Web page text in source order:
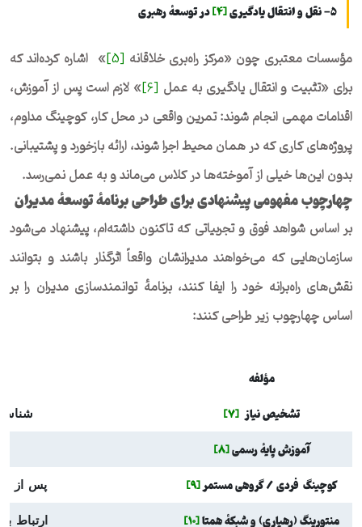
۵- نقل و انتقال یادگیری [4] در توسعهٔ رهبری
مؤسسات معتبری چون «مرکز راه‌بری خلاقانه [5] » اشاره کرده‌اند که
برای «تثبیت و انتقال یادگیری به عمل [6] » لازم است پس از آموزش،
اقدامات مهمی انجام شوند: تمرین واقعی در محل کار، کوچینگ مداوم،
پروژه‌های کاری که در همان محیط اجرا شوند، ارائه بازخورد و پشتیبانی.
بدون این‌ها خیلی از آموخته‌ها در کلاس می‌ماند و به عمل نمی‌رسد.
چهارچوب مفهومی پیشنهادی برای طراحی برنامهٔ توسعهٔ مدیران
بر اساس شواهد فوق و تجربیاتی که تاکنون داشته‌ام، پیشنهاد می‌شود
سازمان‌هایی که می‌خواهند مدیرانشان واقعاً اثرگذار باشند و بتوانند
نقش‌های راه‌برانه خود را ایفا کنند، برنامهٔ توانمندسازی مدیران را بر
اساس چهارچوب زیر طراحی کنند:
مؤلفه
تشخیص نیاز [7]
آموزش پایهٔ رسمی[8]
کوچینگ فردی / گروهی مستمر[9] پس از
منتورینگ (رهیاری) و شبکهٔ همتا[10] ارتباط